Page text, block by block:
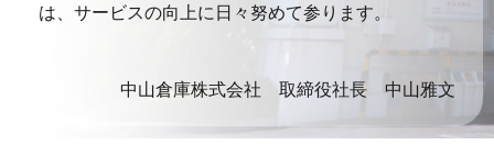
は、サービスの向上に日々努めて参ります。
中山倉庫株式会社 取締役社長 中山雅文